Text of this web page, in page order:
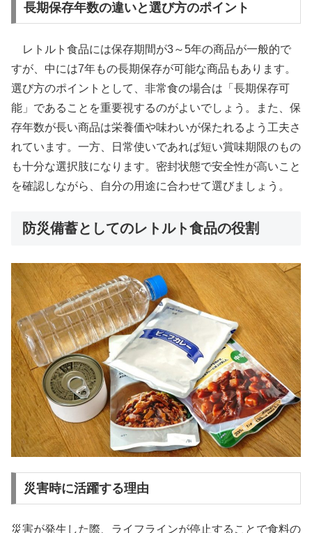
長期保存年数の違いと選び方のポイント
レトルト食品には保存期間が3～5年の商品が一般的で
すが、中には7年もの長期保存が可能な商品もあります。
選び方のポイントとして、非常食の場合は「長期保存可
能」であることを重要視するのがよいでしょう。また、保
存年数が長い商品は栄養価や味わいが保たれるよう工夫さ
れています。一方、日常使いであれば短い賞味期限のもの
も十分な選択肢になります。密封状態で安全性が高いこと
を確認しながら、自分の用途に合わせて選びましょう。
防災備蓄としてのレトルト食品の役割
災害時に活躍する理由
災害が発生した際、ライフラインが停止することで食料の